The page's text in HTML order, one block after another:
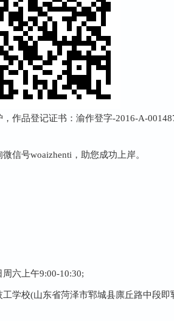
作品登记证书：渝作登字-2016-A-
信号woaizhenti，助您成功上岸。
六上午9:00-10:30;
学校(山东省菏泽市郓城县廪丘路中段